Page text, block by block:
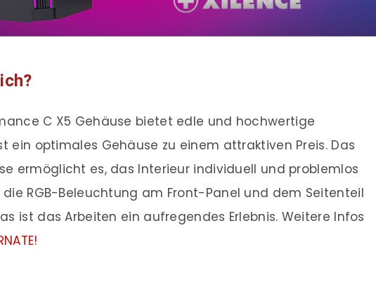
C X5 Gehäuse bietet edle und hochwertige
ein optimales Gehäuse zu einem attraktiven Preis. Das
ermöglicht es, das Interieur individuell und problemlos
RGB-Beleuchtung am Front-Panel und dem Seitenteil
ist das Arbeiten ein aufregendes Erlebnis. Weitere Infos